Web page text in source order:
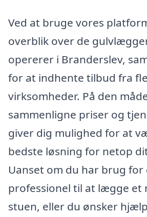
Ved at bruge vores
overblik over de
opererer i Branderslev,
for at indhente tilbud fra
virksomheder. På den
sammenligne priser og
giver dig mulighed for at
bedste løsning for netop
Uanset om du har brug for
professionel til at lægge et
stuen, eller du ønsker